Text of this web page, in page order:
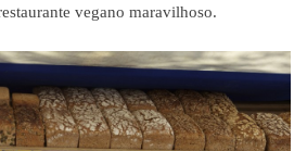
vegano maravilhoso.